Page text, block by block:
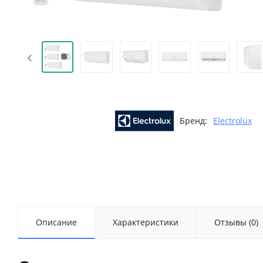
‹
Бренд: Electrolux
Описание Характеристики Отзывы (0)